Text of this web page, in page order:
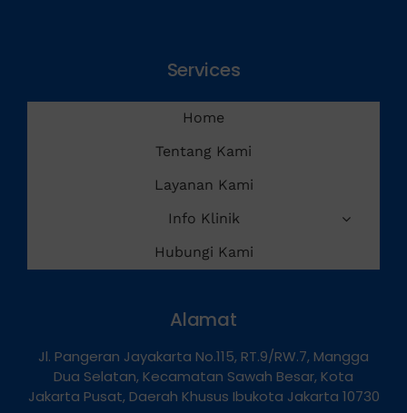
Services
Home
Tentang Kami
Layanan Kami
Info Klinik
Hubungi Kami
Alamat
Jl. Pangeran Jayakarta No.115, RT.9/RW.7, Mangga
Dua Selatan, Kecamatan Sawah Besar, Kota
Jakarta Pusat, Daerah Khusus Ibukota Jakarta 10730